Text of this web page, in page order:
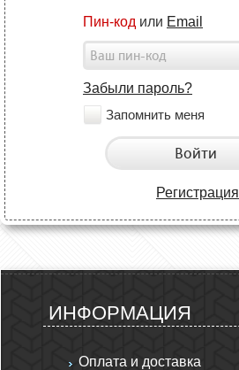
Пин-код или Email
Забыли пароль?
Запомнить меня
Войти
Регистрация
ИНФОРМАЦИЯ
Оплата и доставка